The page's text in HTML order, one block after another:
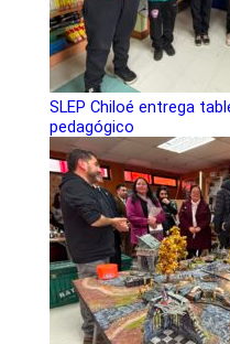
SLEP Chiloé entrega
pedagógico